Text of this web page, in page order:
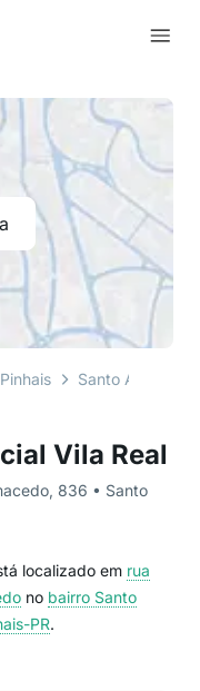
Vila Real
836 • Santo
localizado em rua
no bairro Santo
PR.
Santo Antônio